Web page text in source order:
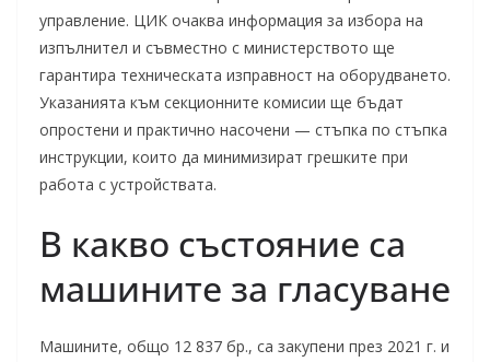
управление. ЦИК очаква информация за избора на
изпълнител и съвместно с министерството ще
гарантира техническата изправност на оборудването.
Указанията към секционните комисии ще бъдат
опростени и практично насочени — стъпка по стъпка
инструкции, които да минимизират грешките при
работа с устройствата.
В какво състояние са
машините за гласуване
Машините, общо 12 837 бр., са закупени през 2021 г. и